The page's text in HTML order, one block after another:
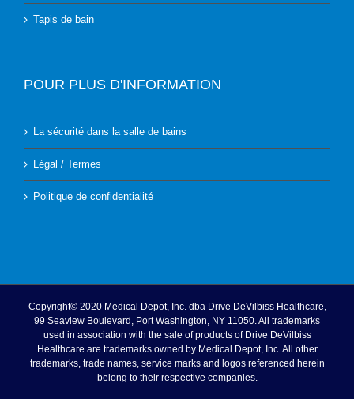
Tapis de bain
POUR PLUS D'INFORMATION
La sécurité dans la salle de bains
Légal / Termes
Politique de confidentialité
Copyright© 2020 Medical Depot, Inc. dba Drive DeVilbiss Healthcare,
99 Seaview Boulevard, Port Washington, NY 11050. All trademarks
used in association with the sale of products of Drive DeVilbiss
Healthcare are trademarks owned by Medical Depot, Inc. All other
trademarks, trade names, service marks and logos referenced herein
belong to their respective companies.